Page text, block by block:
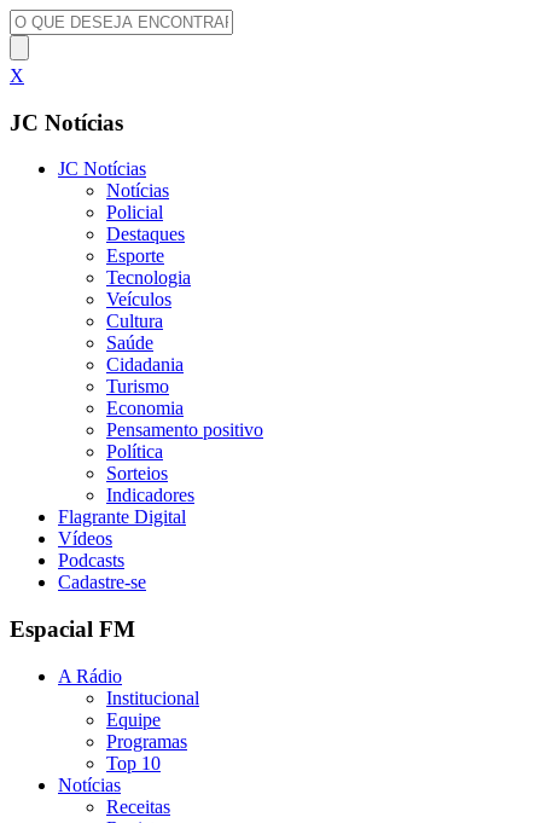
X
JC Notícias
JC Notícias
Notícias
Policial
Destaques
Esporte
Tecnologia
Veículos
Cultura
Saúde
Cidadania
Turismo
Economia
Pensamento positivo
Política
Sorteios
Indicadores
Flagrante Digital
Vídeos
Podcasts
Cadastre-se
Espacial FM
A Rádio
Institucional
Equipe
Programas
Top 10
Notícias
Receitas